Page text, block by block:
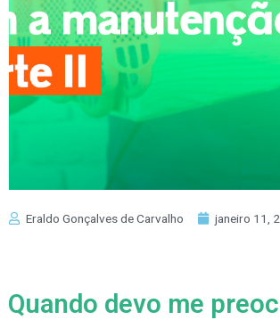
Eraldo Gonçalves de Carvalho janeiro 11,
Quando devo me